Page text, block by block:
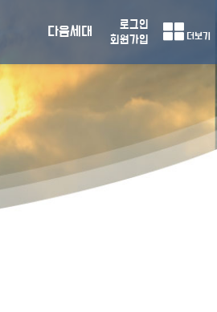
다음세대
로그인
회원가입
더보기